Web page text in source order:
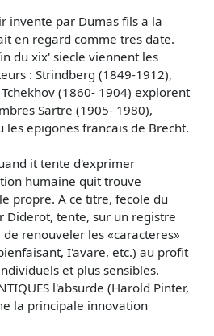
invente par Dumas fils a la
en regard comme tres date.
du xix' siecle viennent les
: Strindberg (1849-1912),
(1860- 1904) explorent
Sartre (1905- 1980),
les epigones francais de Brecht.
it tente d'exprimer
humaine quit trouve
propre. A ce titre, fecole du
Diderot, tente, sur un registre
renouveler les «caracteres»
I'avare, etc.) au profit
et plus sensibles.
l'absurde (Harold Pinter,
la principale innovation